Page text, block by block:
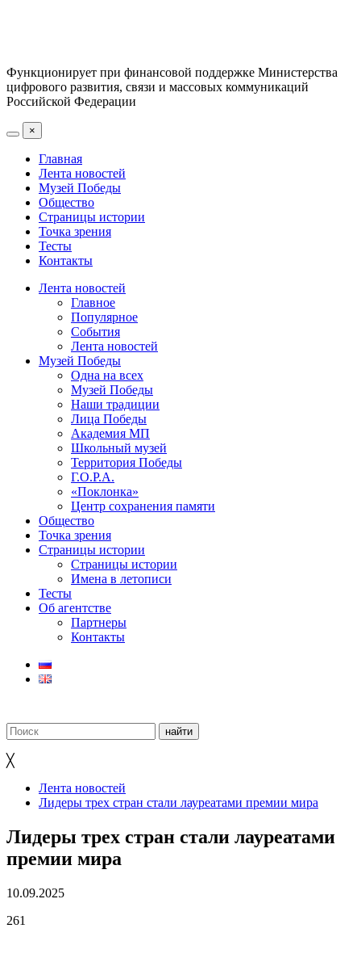
Функционирует при финансовой поддержке Министерства
цифрового развития, связи и массовых коммуникаций
Российской Федерации
×
Главная
Лента новостей
Музей Победы
Общество
Страницы истории
Точка зрения
Тесты
Контакты
Лента новостей
Главное
Популярное
События
Лента новостей
Музей Победы
Одна на всех
Музей Победы
Наши традиции
Лица Победы
Академия МП
Школьный музей
Территория Победы
Г.О.Р.А.
«Поклонка»
Центр сохранения памяти
Общество
Точка зрения
Страницы истории
Страницы истории
Имена в летописи
Тесты
Об агентстве
Партнеры
Контакты
╳
Лента новостей
Лидеры трех стран стали лауреатами премии мира
Лидеры трех стран стали лауреатами
премии мира
10.09.2025
261